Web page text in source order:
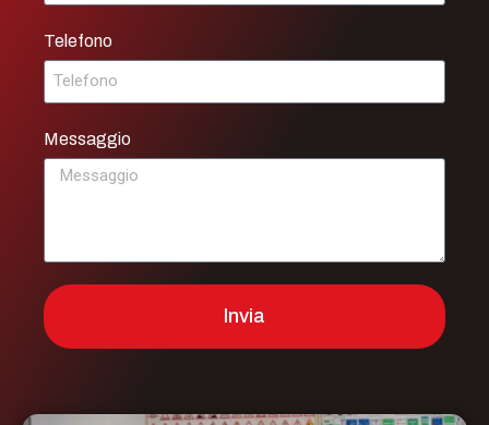
Telefono
Messaggio
Invia